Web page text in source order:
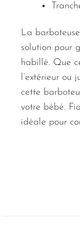
La
solution pour
habillé. Que
l’extérieur ou
cette
votre bébé.
idéale pour